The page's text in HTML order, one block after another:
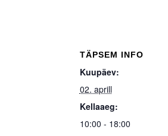
TÄPSEM INFO
Kuupäev:
02. aprill
Kellaaeg:
10:00 - 18:00